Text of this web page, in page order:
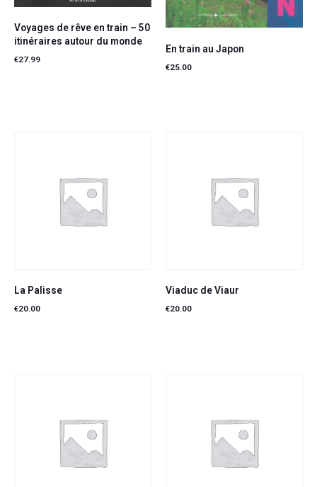
Voyages de rêve en train – 50
itinéraires autour du monde
€27.99
En train au Japon
€25.00
La Palisse
€20.00
Viaduc de Viaur
€20.00